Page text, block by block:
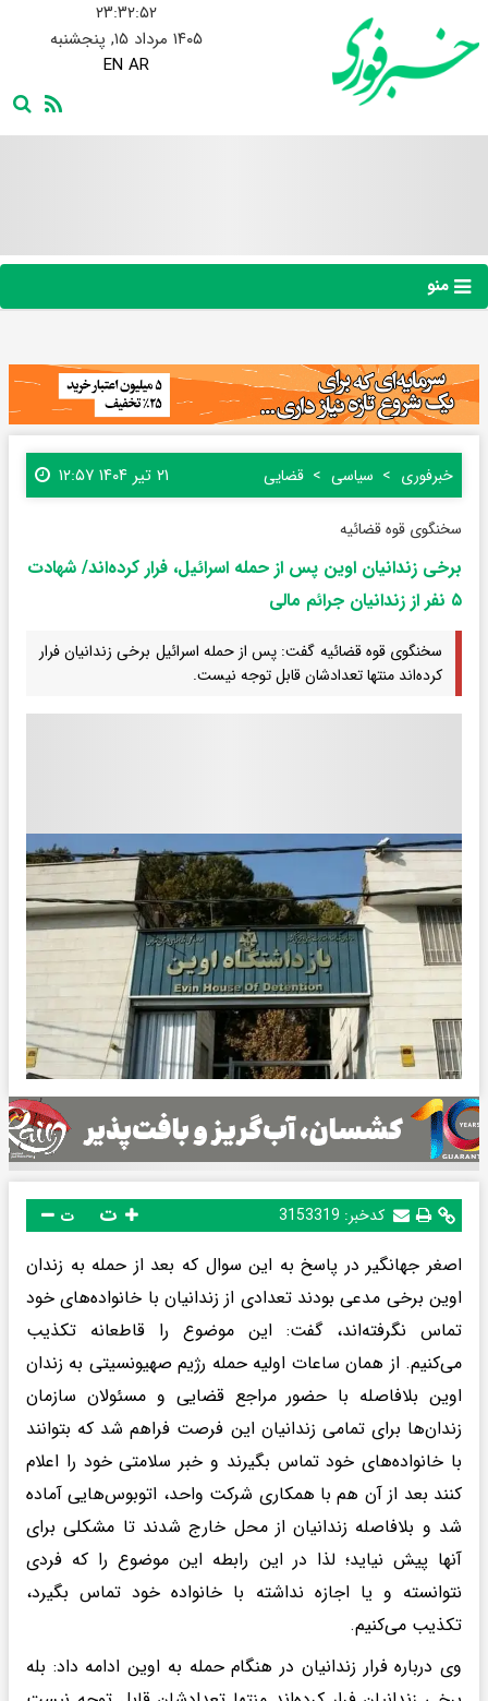
۲۳:۳۲:۵۳
۱۴۰۵ مرداد ۱۵, پنجشنبه
EN AR
منو
خبرفوری سیاسی قضایی ۲۱ تیر ۱۴۰۴ ۱۲:۵۷
سخنگوی قوه قضائیه
برخی زندانیان اوین پس از حمله اسرائیل، فرار کرده‌اند/ شهادت
۵ نفر از زندانیان جرائم مالی
سخنگوی قوه قضائیه گفت: پس از حمله اسرائیل برخی زندانیان فرار
کرده‌اند منتها تعدادشان قابل توجه نیست.
کدخبر: 3153319 ت
اصغر جهانگیر در پاسخ به این سوال که بعد از حمله به زندان
اوین برخی مدعی بودند تعدادی از زندانیان با خانواده‌های خود
تماس نگرفته‌اند، گفت: این موضوع را قاطعانه تکذیب
می‌کنیم. از همان ساعات اولیه حمله رژیم صهیونسیتی به زندان
اوین بلافاصله با حضور مراجع قضایی و مسئولان سازمان
زندان‌ها برای تمامی زندانیان این فرصت فراهم شد که بتوانند
با خانواده‌های خود تماس بگیرند و خبر سلامتی خود را اعلام
کنند بعد از آن هم با همکاری شرکت واحد، اتوبوس‌هایی آماده
شد و بلافاصله زندانیان از محل خارج شدند تا مشکلی برای
آنها پیش نیاید؛ لذا در این رابطه این موضوع را که فردی
نتوانسته و یا اجازه نداشته با خانواده خود تماس بگیرد،
تکذیب می‌کنیم.
وی درباره فرار زندانیان در هنگام حمله به اوین ادامه داد: بله